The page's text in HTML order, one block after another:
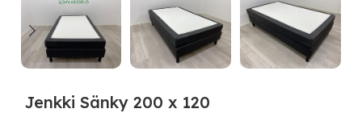
Jenkki Sänky 200 x 120